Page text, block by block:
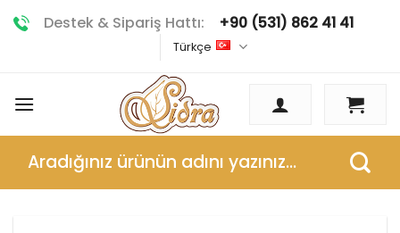
İçeriğe
atla
Destek & Sipariş Hattı: +90 (531) 862 41 41
Türkçe